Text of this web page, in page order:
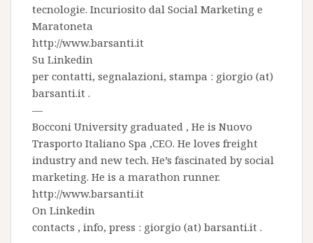
tecnologie. Incuriosito dal Social Marketing e
Maratoneta
http://www.barsanti.it
Su Linkedin
per contatti, segnalazioni, stampa : giorgio (at)
barsanti.it .
—
Bocconi University graduated , He is Nuovo
Trasporto Italiano Spa ,CEO. He loves freight
industry and new tech. He’s fascinated by social
marketing. He is a marathon runner.
http://www.barsanti.it
On Linkedin
contacts , info, press : giorgio (at) barsanti.it .